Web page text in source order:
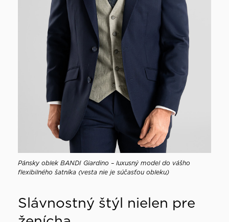
Pánsky oblek BANDI Giardino – luxusný model do vášho
flexibilného šatníka (vesta nie je súčasťou obleku)
Slávnostný štýl nielen pre